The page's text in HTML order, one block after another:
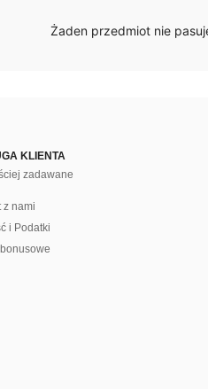
Żaden przedmiot nie
KLIENTA
zadawane
z nami
i Podatki